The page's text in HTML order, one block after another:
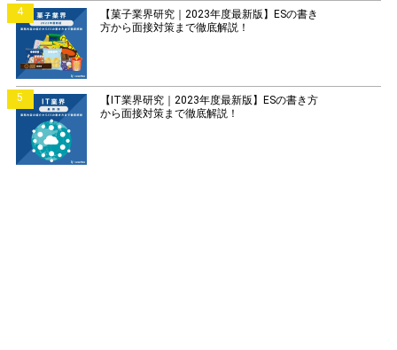
4
【菓子業界研究｜2023年度最新版】ESの書き
方から面接対策まで徹底解説！
5
【IT業界研究｜2023年度最新版】ESの書き方
から面接対策まで徹底解説！